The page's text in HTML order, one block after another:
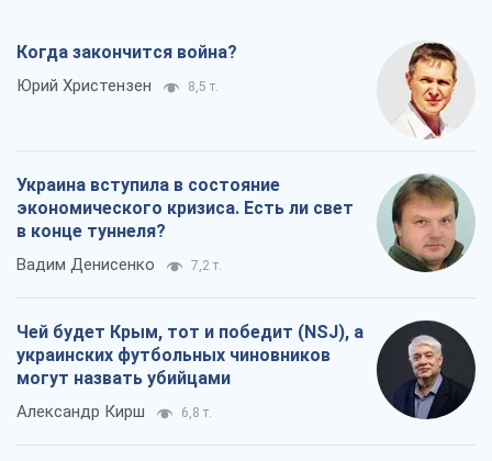
Когда закончится война?
Юрий Христензен 8,5 т.
Украина вступила в состояние
экономического кризиса. Есть ли свет
в конце туннеля?
Вадим Денисенко 7,2 т.
Чей будет Крым, тот и победит (NSJ), а
украинских футбольных чиновников
могут назвать убийцами
Александр Кирш 6,8 т.